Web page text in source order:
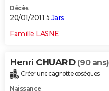
Décès
20/01/2011 à Jars
Famille LASNE
Henri CHUARD (90 ans)
Créer une cagnotte obsèques
Naissance